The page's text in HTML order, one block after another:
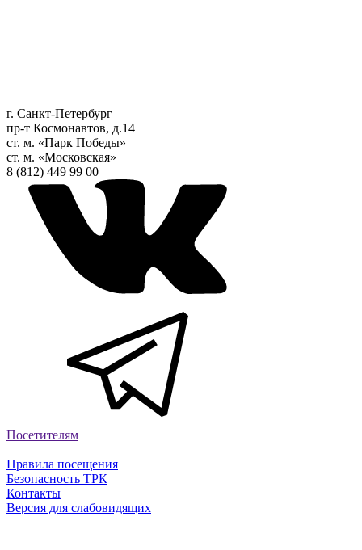
г. Санкт-Петербург
пр-т Космонавтов, д.14
ст. м. «Парк Победы»
ст. м. «Московская»
8 (812) 449 99 00
Посетителям
Правила посещения
Безопасность ТРК
Контакты
Версия для слабовидящих